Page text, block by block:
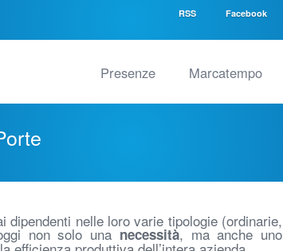
RSS Facebook
Presenze Marcatempo
dipendenti nelle loro varie tipologie (ordinarie,
non solo una necessità, ma anche uno